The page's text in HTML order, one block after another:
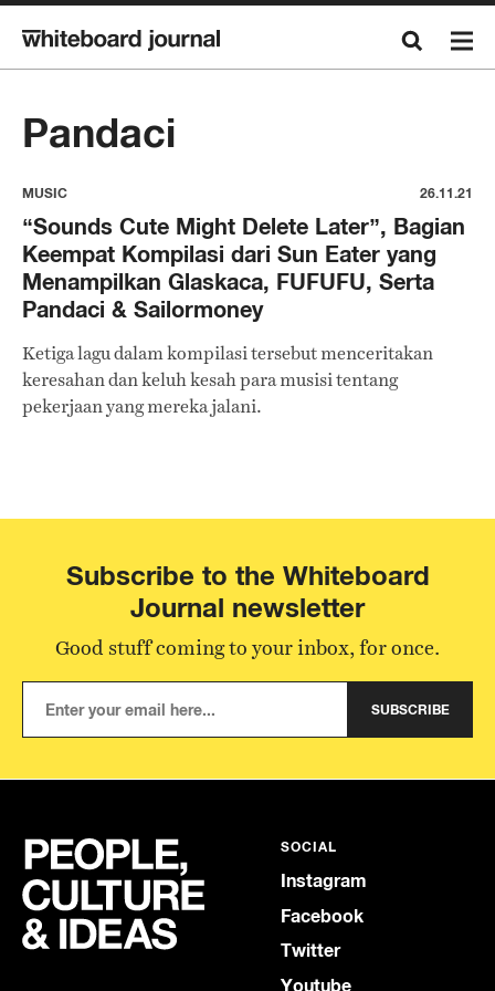
Pandaci
MUSIC 26.11.21
“Sounds Cute Might Delete Later”, Bagian
Keempat Kompilasi dari Sun Eater yang
Menampilkan Glaskaca, FUFUFU, Serta
Pandaci & Sailormoney
Ketiga lagu dalam kompilasi tersebut menceritakan
keresahan dan keluh kesah para musisi tentang
pekerjaan yang mereka jalani.
Subscribe to the Whiteboard
Journal newsletter
Good stuff coming to your inbox, for once.
SUBSCRIBE
SOCIAL
Instagram
Facebook
Twitter
Youtube